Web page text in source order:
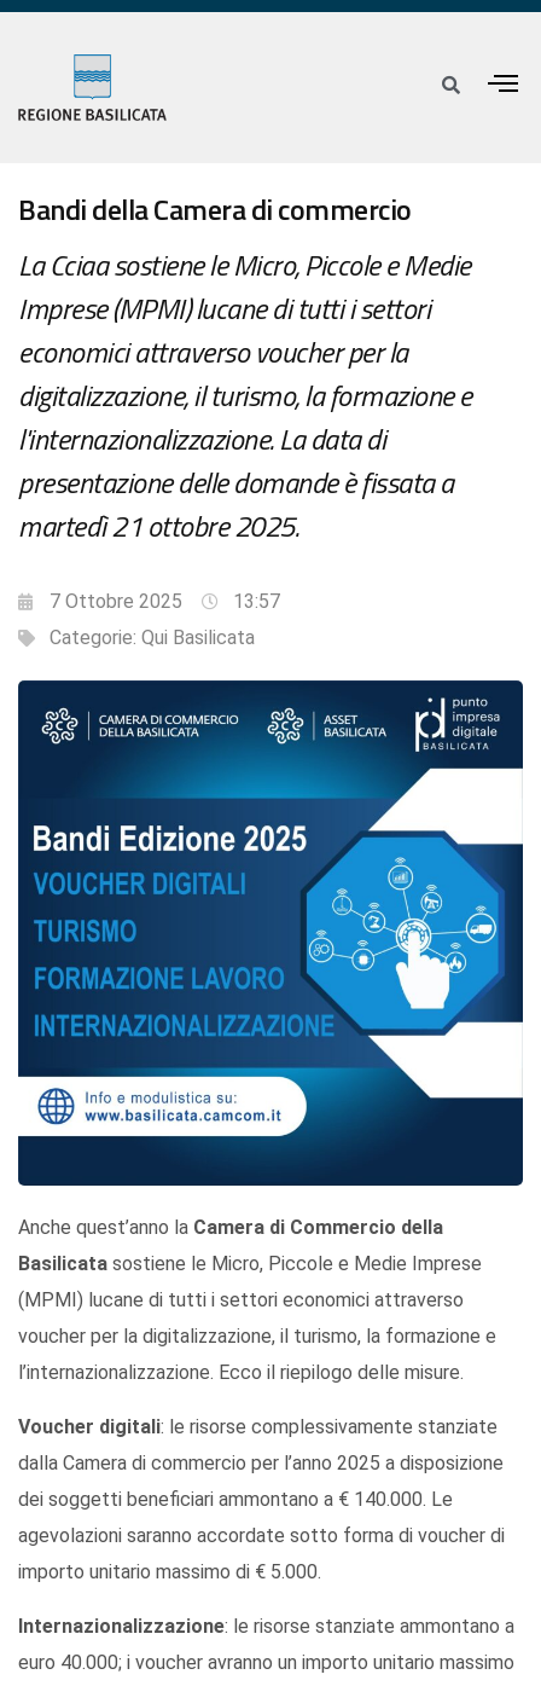
Bandi della Camera di commercio
La Cciaa sostiene le Micro, Piccole e Medie
Imprese (MPMI) lucane di tutti i settori
economici attraverso voucher per la
digitalizzazione, il turismo, la formazione e
l'internazionalizzazione. La data di
presentazione delle domande è fissata a
martedì 21 ottobre 2025.
7 Ottobre 2025
13:57
Categorie: Qui Basilicata
Anche quest’anno la Camera di Commercio della
Basilicata sostiene le Micro, Piccole e Medie Imprese
(MPMI) lucane di tutti i settori economici attraverso
voucher per la digitalizzazione, il turismo, la formazione e
l’internazionalizzazione. Ecco il riepilogo delle misure.
Voucher digitali: le risorse complessivamente stanziate
dalla Camera di commercio per l’anno 2025 a disposizione
dei soggetti beneficiari ammontano a € 140.000. Le
agevolazioni saranno accordate sotto forma di voucher di
importo unitario massimo di € 5.000.
Internazionalizzazione: le risorse stanziate ammontano a
euro 40.000; i voucher avranno un importo unitario massimo